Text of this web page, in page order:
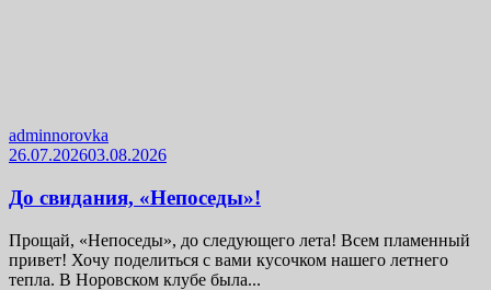
adminnorovka
26.07.202603.08.2026
До свидания, «Непоседы»!
Прощай, «Непоседы», до следующего лета! Всем пламенный
привет! Хочу поделиться с вами кусочком нашего летнего
тепла. В Норовском клубе была...